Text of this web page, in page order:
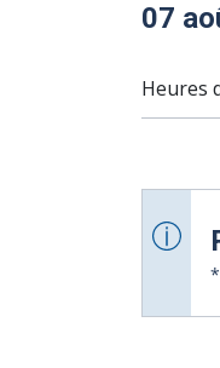
07
Heures